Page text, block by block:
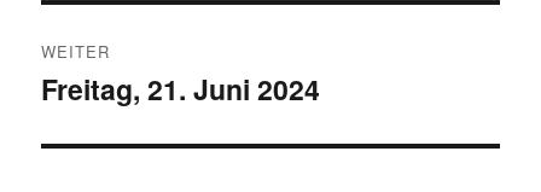
WEITER
Nächster
Freitag, 21. Juni 2024